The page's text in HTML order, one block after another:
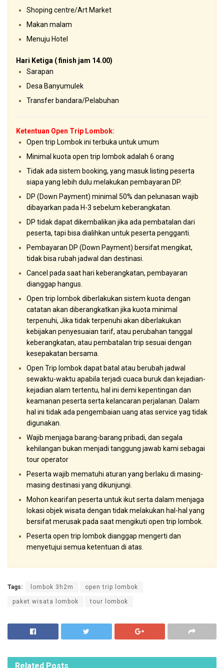
Shoping centre/Art Market
Makan malam
Menuju Hotel
Hari Ketiga ( finish jam 14.00)
Sarapan
Desa Banyumulek
Transfer bandara/Pelabuhan
Ketentuan Open Trip Lombok:
Open trip Lombok ini terbuka untuk umum
Minimal kuota open trip lombok adalah 6 orang
Tidak ada sistem booking, yang masuk listing peserta
siapa yang lebih dulu melakukan pembayaran DP.
DP (Down Payment) minimal 50% dan pelunasan wajib
dibayarkan pada H-3 sebelum keberangkatan.
DP tidak dapat dikembalikan jika ada pembatalan dari
peserta, tapi bisa dialihkan untuk peserta pengganti.
Pembayaran DP (Down Payment) bersifat mengikat,
tidak bisa rubah jadwal dan destinasi.
Cancel pada saat hari keberangkatan, pembayaran
dianggap hangus.
Open trip lombok diberlakukan sistem kuota dengan
catatan akan diberangkatkan jika kuota minimal
terpenuhi, Jika tidak terpenuhi akan diberlakukan
kebijakan penyesuaian tarif, atau perubahan tanggal
keberangkatan, atau pembatalan trip sesuai dengan
kesepakatan bersama.
Open Trip lombok dapat batal atau berubah jadwal
sewaktu-waktu apabila terjadi cuaca buruk dan kejadian-
kejadian alam tertentu, hal ini demi kepentingan dan
keamanan peserta serta kelancaran perjalanan. Dalam
hal ini tidak ada pengembaian uang atas service yag tidak
digunakan.
Wajib menjaga barang-barang pribadi, dan segala
kehilangan bukan menjadi tanggung jawab kami sebagai
tour operator
Peserta wajib mematuhi aturan yang berlaku di masing-
masing destinasi yang dikunjungi.
Mohon kearifan peserta untuk ikut serta dalam menjaga
lokasi objek wisata dengan tidak melakukan hal-hal yang
bersifat merusak pada saat mengikuti open trip lombok.
Peserta open trip lombok dianggap mengerti dan
menyetujui semua ketentuan di atas.
Tags: lombok 3h2m open trip lombok
paket wisata lombok tour lombok
Related Posts